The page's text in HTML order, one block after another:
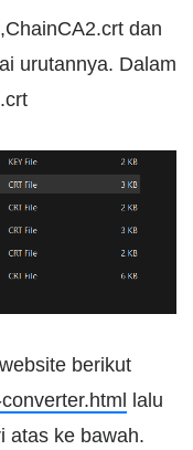
dan
urutannya. Dalam
berikut
lalu
atas ke bawah.